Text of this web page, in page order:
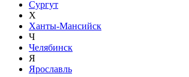
Сургут
Х
Ханты-Мансийск
Ч
Челябинск
Я
Ярославль